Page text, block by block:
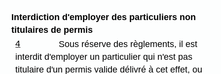
Interdiction d'employer des particuliers non
titulaires de permis
4
Sous réserve des règlements, il est
interdit d'employer un particulier qui n'est pas
titulaire d'un permis valide délivré à cet effet, ou